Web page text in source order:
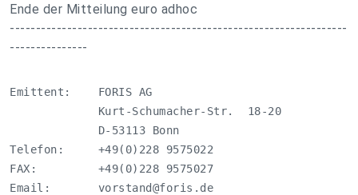
Ende der Mitteilung euro adhoc
-----------------------------------------------------------------
---------------
Emittent:    FORIS AG
             Kurt-Schumacher-Str.  18-20
             D-53113 Bonn
Telefon:     +49(0)228 9575022
FAX:         +49(0)228 9575027
Email: vorstand@foris.de